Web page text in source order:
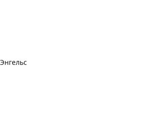
Энгельс